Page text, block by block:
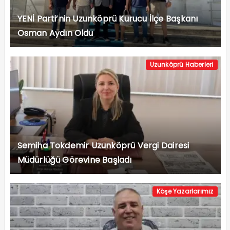
YENİ Parti’nin Uzunköprü Kurucu İlçe Başkanı
Osman Aydın Oldu
Uzunköprü Haberleri
Semiha Tokdemir Uzunköprü Vergi Dairesi
Müdürlüğü Görevine Başladı
Köşe Yazarlarımız